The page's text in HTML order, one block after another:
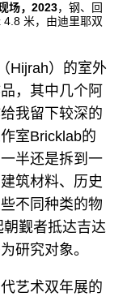
场，2023，钢、回
米，由迪里耶双
Hijrah）的室外
，其中几个阿
我留下较深的
室Bricklab的
半还是拆到一
筑材料、历史
不同种类的物
觐者抵达吉达
研究对象。
艺术双年展的